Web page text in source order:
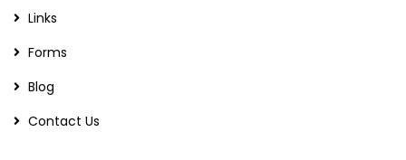
Links
Forms
Blog
Contact Us